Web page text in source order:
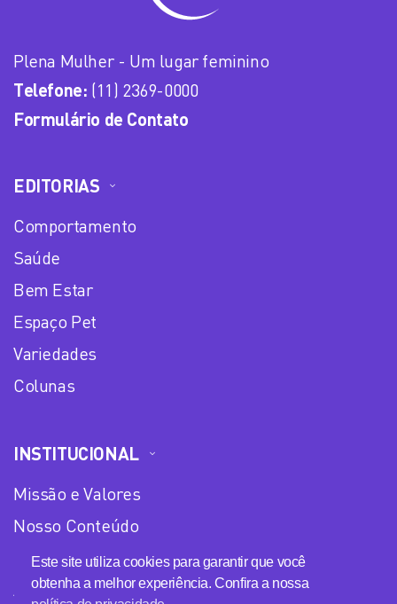
Este site utiliza cookies para garantir que você
obtenha a melhor experiência. Confira a nossa
Plena Mulher - Um lugar feminino
Telefone: (11) 2369-0000
Formulário de Contato
EDITORIAS
Comportamento
Saúde
Bem Estar
Espaço Pet
Variedades
Colunas
INSTITUCIONAL
Missão e Valores
Nosso Conteúdo
Equipe
Anuncie no Plena Mulher